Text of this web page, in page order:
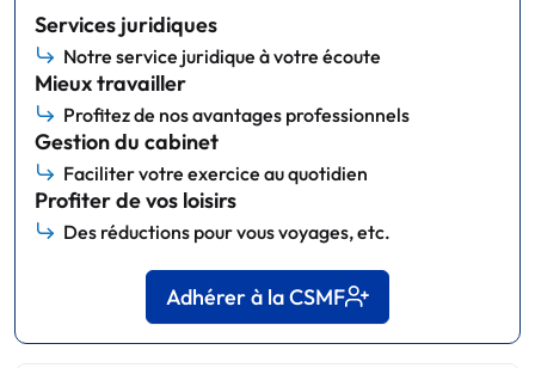
Services juridiques
Notre service juridique à votre écoute
Mieux travailler
Profitez de nos avantages professionnels
Gestion du cabinet
Faciliter votre exercice au quotidien
Profiter de vos loisirs
Des réductions pour vous voyages, etc.
Adhérer à la CSMF